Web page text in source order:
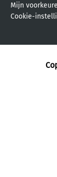
Mijn
Cookie-